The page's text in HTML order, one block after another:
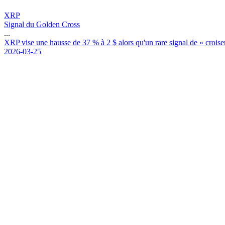
XRP
Signal du Golden Cross
...
XRP vise une hausse de 37 % à 2 $ alors qu'un rare signal de « croise
2026-03-25